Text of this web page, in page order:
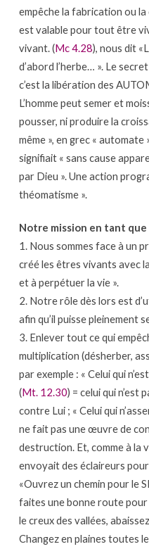
empêche la fabrication ou la
est valable pour tout être
vivant. (Mc 4.28), nous dit
d’abord l’herbe… ». Le
c’est la libération des
L’homme peut semer et
pousser, ni produire la
même », en grec « automate
signifiait « sans cause
par Dieu ». Une action
théomatisme ».
Notre mission en tant
1. Nous sommes face à un
créé les êtres vivants avec
et à perpétuer la vie ».
2. Notre rôle dès lors est
afin qu’il puisse pleinement
3. Enlever tout ce qui
multiplication (désherber,
par exemple : « Celui qui
(Mt. 12.30) = celui qui n’est
contre Lui ; « Celui qui
ne fait pas une œuvre de
destruction. Et, comme à la
envoyait des éclaireurs
«Ouvrez un chemin pour le
faites une bonne route
le creux des vallées,
Changez en plaines toutes